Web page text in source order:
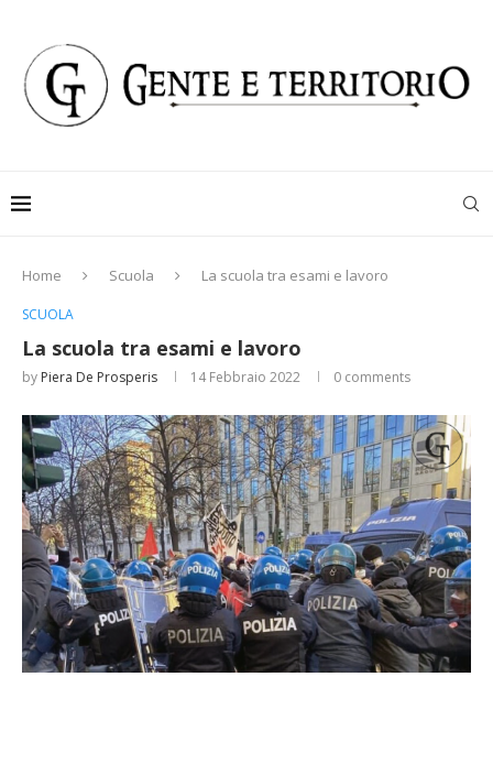
Home Scuola La scuola tra esami e lavoro
SCUOLA
La scuola tra esami e lavoro
by Piera De Prosperis 14 Febbraio 2022 0 comments